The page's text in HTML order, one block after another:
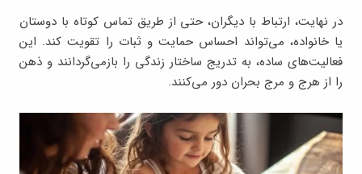
در نهایت، ارتباط با دیگران، حتی از طریق تماس کوتاه با دوستان
یا خانواده، می‌تواند احساس حمایت و ثبات را تقویت کند. این
فعالیت‌های ساده، به‌ تدریج ساختار زندگی را بازمی‌گردانند و ذهن
را از هرج‌ و مرج بحران دور می‌کنند.